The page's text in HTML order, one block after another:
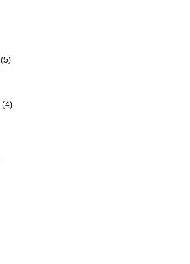
(5)
(4)